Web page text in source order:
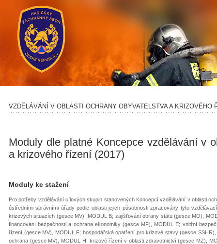
VZDĚLÁVÁNÍ V OBLASTI OCHRANY OBYVATELSTVA A KRIZOVÉHO
Moduly dle platné Koncepce vzdělávání v
a krizového řízení (2017)
Moduly ke stažení
Pro potřeby vzdělávání cílových skupin stanovených Koncepcí vzdělávání v oblasti
ústředními správními úřady podle oblasti jejich působnosti zpracovány tyto
krizových situacích (gesce MV), MODUL B; zajišťování obrany státu (gesce MO),
financování bezpečnosti a ochrana ekonomiky (gesce MF), MODUL E; vnitřní
řízení (gesce MV), MODUL F; hospodářská opatření pro krizové stavy (gesce
ochrana (gesce MV), MODUL H; krizové řízení v oblasti zdravotnictví (gesce MZ),